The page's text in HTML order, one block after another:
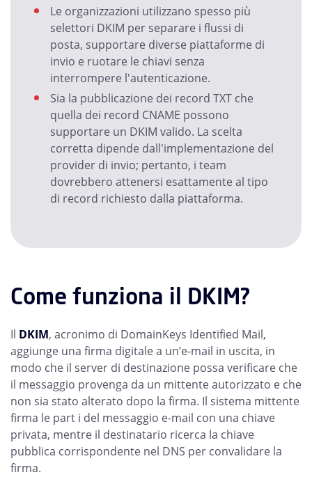
Le organizzazioni utilizzano spesso più
selettori DKIM per separare i flussi di
posta, supportare diverse piattaforme di
invio e ruotare le chiavi senza
interrompere l'autenticazione.
Sia la pubblicazione dei record TXT che
quella dei record CNAME possono
supportare un DKIM valido. La scelta
corretta dipende dall'implementazione del
provider di invio; pertanto, i team
dovrebbero attenersi esattamente al tipo
di record richiesto dalla piattaforma.
Come funziona il DKIM?
Il DKIM, acronimo di DomainKeys Identified Mail,
aggiunge una firma digitale a un’e-mail in uscita, in
modo che il server di destinazione possa verificare che
il messaggio provenga da un mittente autorizzato e che
non sia stato alterato dopo la firma. Il sistema mittente
firma le part i del messaggio e-mail con una chiave
privata, mentre il destinatario ricerca la chiave
pubblica corrispondente nel DNS per convalidare la
firma.